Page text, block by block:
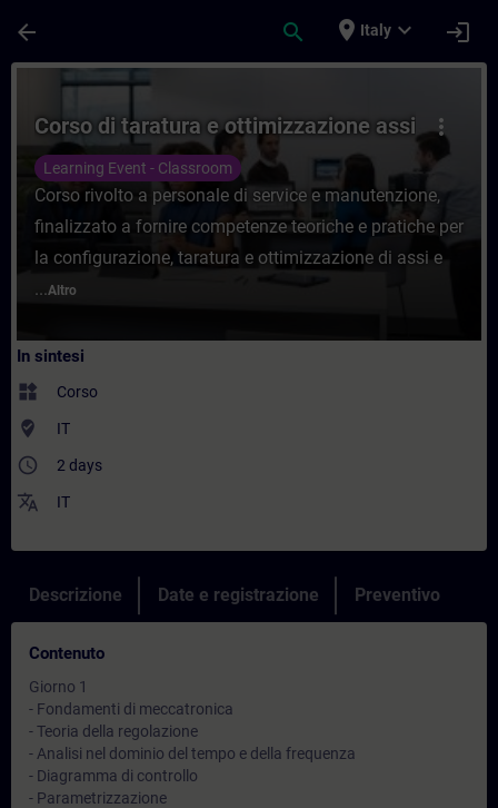
arrow_back search place Italy expand_more login
Corso - Corso di taratura e
more_vert
Corso di taratura e ottimizzazione assi
Learning Event - Classroom
Corso rivolto a personale di service e manutenzione,
finalizzato a fornire competenze teoriche e pratiche per
la configurazione, taratura e ottimizzazione di assi e
...Altro
In sintesi
widgets Corso
where_to_vote IT
access_time 2 days
translate IT
Descrizione Date e registrazione Preventivo
Contenuto
Giorno 1
- Fondamenti di meccatronica
- Teoria della regolazione
- Analisi nel dominio del tempo e della frequenza
- Diagramma di controllo
- Parametrizzazione